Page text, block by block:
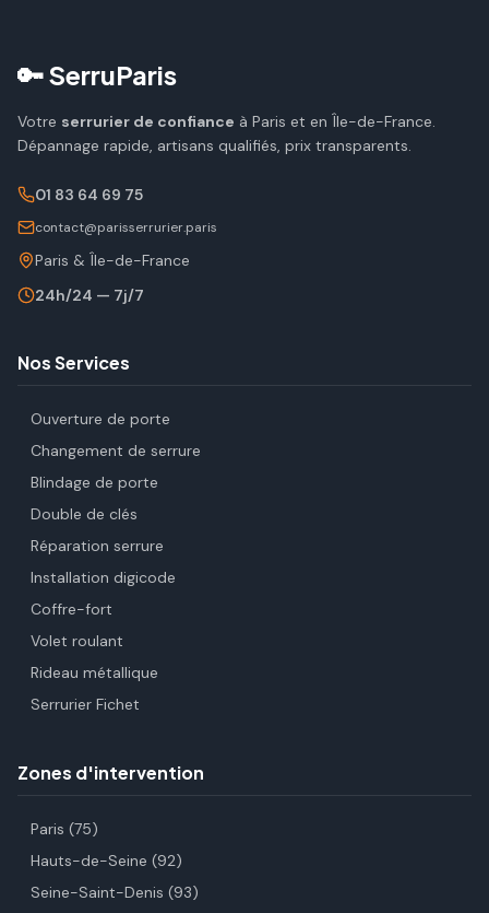
🔑 SerruParis
Votre serrurier de confiance à Paris et en Île-de-France.
Dépannage rapide, artisans qualifiés, prix transparents.
01 83 64 69 75
contact@parisserrurier.paris
Paris & Île-de-France
24h/24 — 7j/7
Nos Services
Ouverture de porte
Changement de serrure
Blindage de porte
Double de clés
Réparation serrure
Installation digicode
Coffre-fort
Volet roulant
Rideau métallique
Serrurier Fichet
Zones d'intervention
Paris (75)
Hauts-de-Seine (92)
Seine-Saint-Denis (93)